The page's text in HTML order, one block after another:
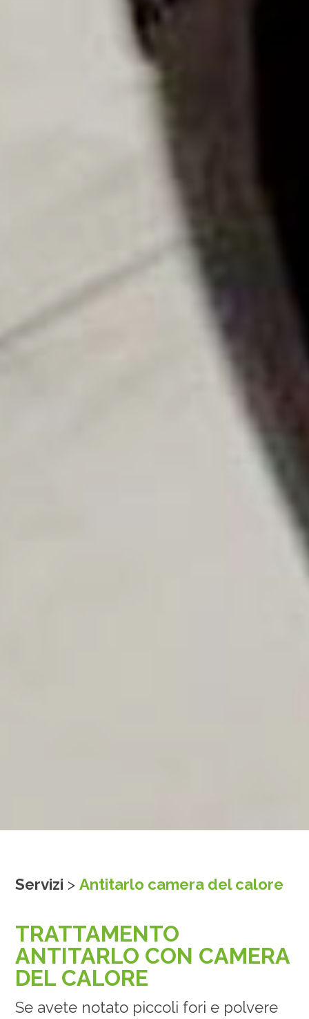
Servizi >Antitarlo camera del calore
TRATTAMENTO
ANTITARLO CON CAMERA
DEL CALORE
Se avete notato piccoli fori e polvere